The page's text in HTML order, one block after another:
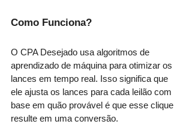
Como Funciona?
O CPA Desejado usa algoritmos de
aprendizado de máquina para otimizar os
lances em tempo real. Isso significa que
ele ajusta os lances para cada leilão com
base em quão provável é que esse clique
resulte em uma conversão.